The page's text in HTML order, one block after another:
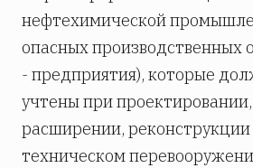
нефтехимической
опасных производственных
- предприятия), которые
учтены при проектировании,
расширении,
техническом